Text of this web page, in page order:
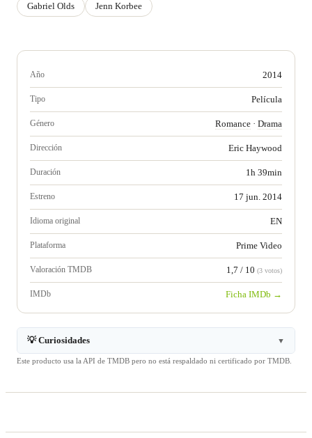
Gabriel Olds
Jenn Korbee
Año 2014
Tipo Película
Género Romance · Drama
Dirección Eric Haywood
Duración 1h 39min
Estreno 17 jun. 2014
Idioma original EN
Plataforma Prime Video
Valoración TMDB 1,7 / 10 (3 votos)
IMDb Ficha IMDb →
💡 Curiosidades ▼
Este producto usa la API de TMDB pero no está respaldado ni certificado por TMDB.